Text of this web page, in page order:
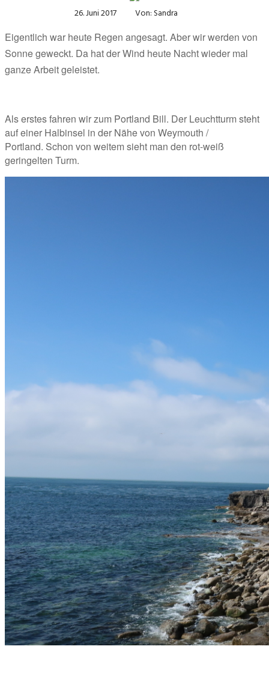
26. Juni 2017
Von: Sandra
Eigentlich war heute Regen angesagt. Aber wir werden von
Sonne geweckt. Da hat der Wind heute Nacht wieder mal
ganze Arbeit geleistet.
Als erstes fahren wir zum Portland Bill. Der Leuchtturm steht
auf einer Halbinsel in der Nähe von Weymouth /
Portland. Schon von weitem sieht man den rot-weiß
geringelten Turm.